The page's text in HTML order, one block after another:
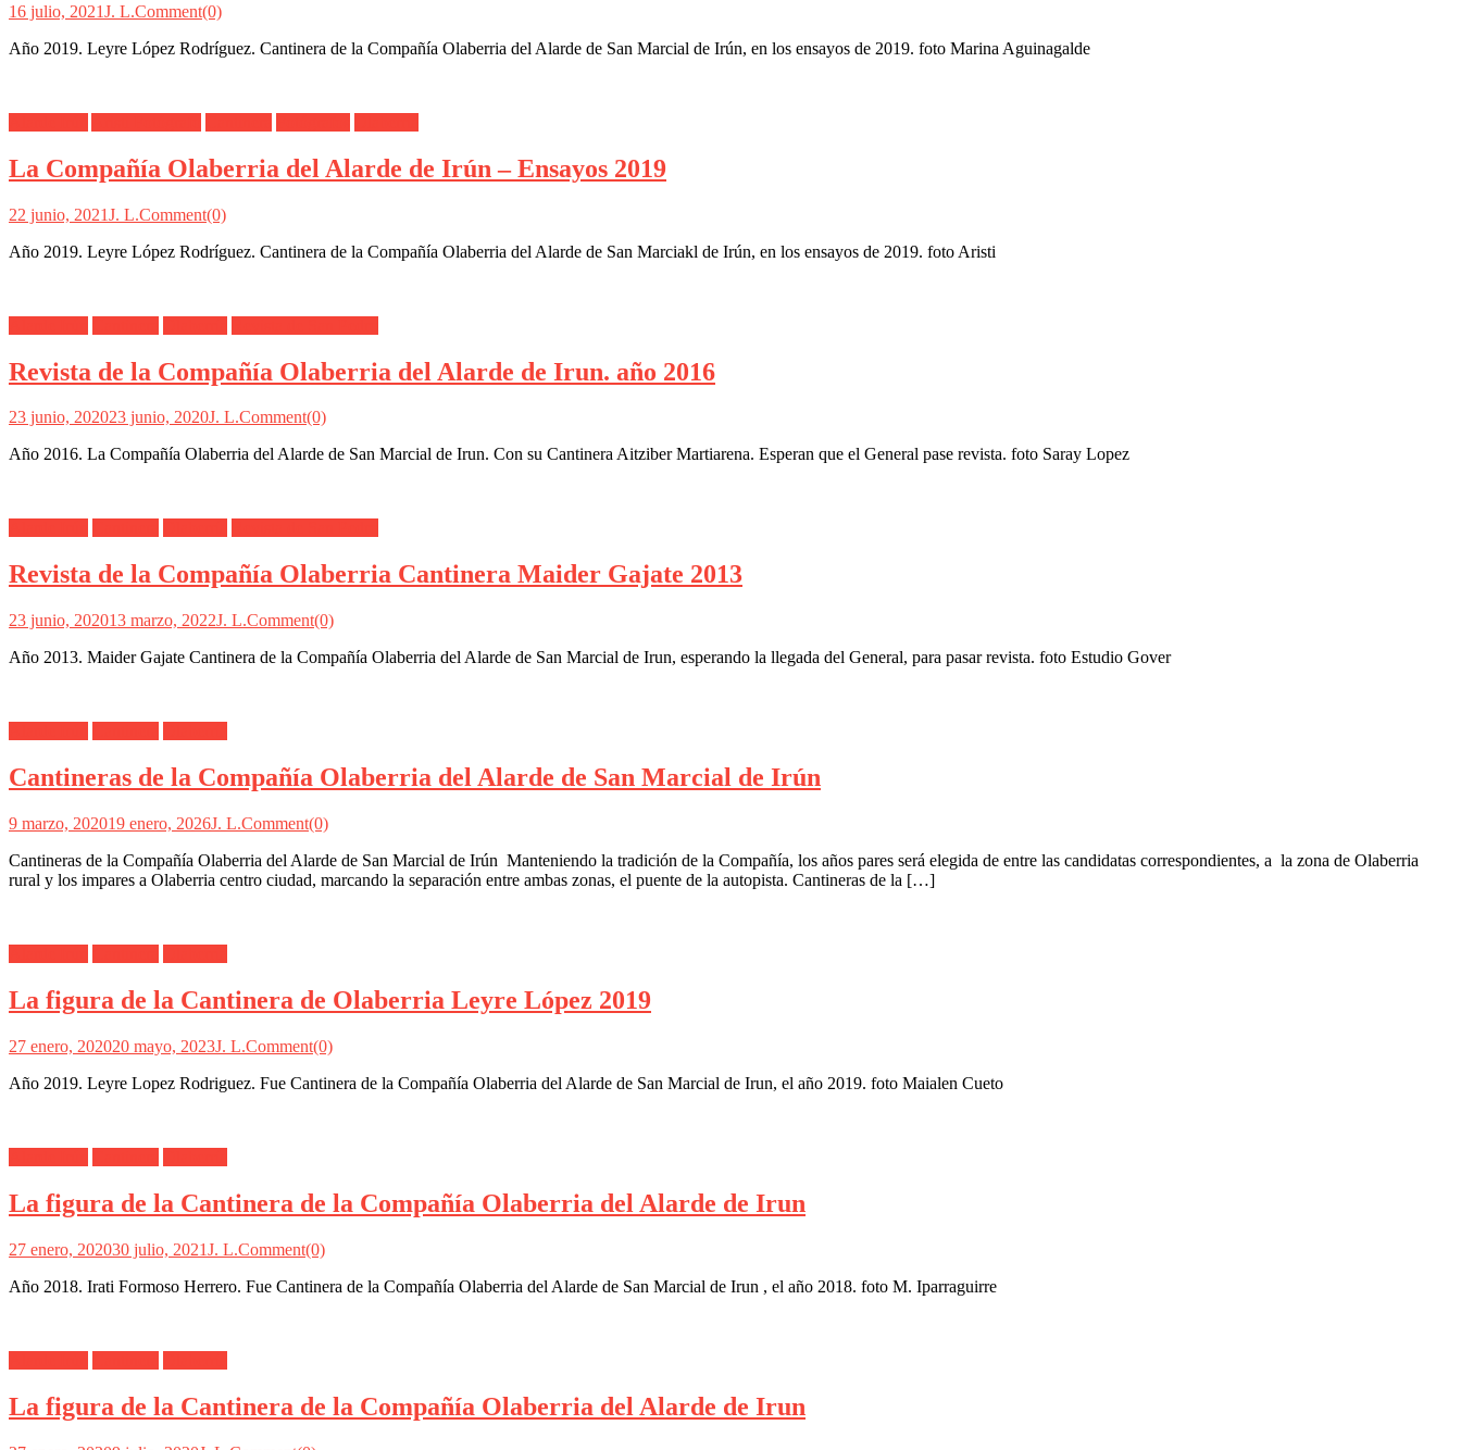
16 julio, 2021J. L.Comment(0)
Año 2019. Leyre López Rodríguez. Cantinera de la Compañía Olaberria del Alarde de San Marcial de Irún, en los ensayos de 2019. foto Marina Aguinagalde
La Compañía Olaberria del Alarde de Irún – Ensayos 2019
22 junio, 2021J. L.Comment(0)
Año 2019. Leyre López Rodríguez. Cantinera de la Compañía Olaberria del Alarde de San Marciakl de Irún, en los ensayos de 2019. foto Aristi
Revista de la Compañía Olaberria del Alarde de Irun. año 2016
23 junio, 202023 junio, 2020J. L.Comment(0)
Año 2016. La Compañía Olaberria del Alarde de San Marcial de Irun. Con su Cantinera Aitziber Martiarena. Esperan que el General pase revista. foto Saray Lopez
Revista de la Compañía Olaberria Cantinera Maider Gajate 2013
23 junio, 202013 marzo, 2022J. L.Comment(0)
Año 2013. Maider Gajate Cantinera de la Compañía Olaberria del Alarde de San Marcial de Irun, esperando la llegada del General, para pasar revista. foto Estudio Gover
Cantineras de la Compañía Olaberria del Alarde de San Marcial de Irún
9 marzo, 202019 enero, 2026J. L.Comment(0)
Cantineras de la Compañía Olaberria del Alarde de San Marcial de Irún Manteniendo la tradición de la Compañía, los años pares será elegida de entre las candidatas correspondientes, a la zona de Olaberria
rural y los impares a Olaberria centro ciudad, marcando la separación entre ambas zonas, el puente de la autopista. Cantineras de la […]
La figura de la Cantinera de Olaberria Leyre López 2019
27 enero, 202020 mayo, 2023J. L.Comment(0)
Año 2019. Leyre Lopez Rodriguez. Fue Cantinera de la Compañía Olaberria del Alarde de San Marcial de Irun, el año 2019. foto Maialen Cueto
La figura de la Cantinera de la Compañía Olaberria del Alarde de Irun
27 enero, 202030 julio, 2021J. L.Comment(0)
Año 2018. Irati Formoso Herrero. Fue Cantinera de la Compañía Olaberria del Alarde de San Marcial de Irun , el año 2018. foto M. Iparraguirre
La figura de la Cantinera de la Compañía Olaberria del Alarde de Irun